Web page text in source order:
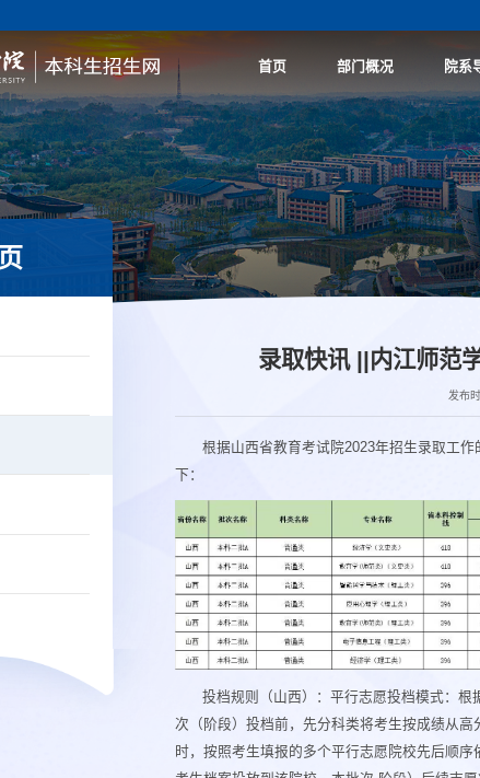
首页 部门概况 院系
录取快讯 ||内江师范
发布
根据山西省教育考试院2023年招生录取工
下：
投档规则（山西）：平行志愿投档模式：根
次（阶段）投档前，先分科类将考生按成绩从
时，按照考生填报的多个平行志愿院校先后顺